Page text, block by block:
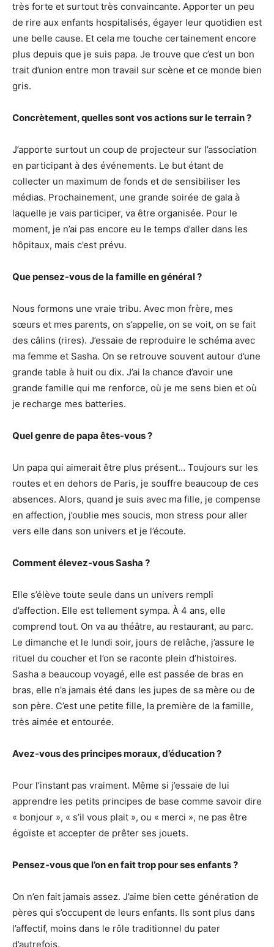
très forte et surtout très convaincante. Apporter un peu
de rire aux enfants hospitalisés, égayer leur quotidien est
une belle cause. Et cela me touche certainement encore
plus depuis que je suis papa. Je trouve que c’est un bon
trait d’union entre mon travail sur scène et ce monde bien
gris.
Concrètement, quelles sont vos actions sur le terrain ?
J’apporte surtout un coup de projecteur sur l’association
en participant à des événements. Le but étant de
collecter un maximum de fonds et de sensibiliser les
médias. Prochainement, une grande soirée de gala à
laquelle je vais participer, va être organisée. Pour le
moment, je n’ai pas encore eu le temps d’aller dans les
hôpitaux, mais c’est prévu.
Que pensez-vous de la famille en général ?
Nous formons une vraie tribu. Avec mon frère, mes
sœurs et mes parents, on s’appelle, on se voit, on se fait
des câlins (rires). J’essaie de reproduire le schéma avec
ma femme et Sasha. On se retrouve souvent autour d’une
grande table à huit ou dix. J’ai la chance d’avoir une
grande famille qui me renforce, où je me sens bien et où
je recharge mes batteries.
Quel genre de papa êtes-vous ?
Un papa qui aimerait être plus présent… Toujours sur les
routes et en dehors de Paris, je souffre beaucoup de ces
absences. Alors, quand je suis avec ma fille, je compense
en affection, j’oublie mes soucis, mon stress pour aller
vers elle dans son univers et je l’écoute.
Comment élevez-vous Sasha ?
Elle s’élève toute seule dans un univers rempli
d’affection. Elle est tellement sympa. À 4 ans, elle
comprend tout. On va au théâtre, au restaurant, au parc.
Le dimanche et le lundi soir, jours de relâche, j’assure le
rituel du coucher et l’on se raconte plein d’histoires.
Sasha a beaucoup voyagé, elle est passée de bras en
bras, elle n’a jamais été dans les jupes de sa mère ou de
son père. C’est une petite fille, la première de la famille,
très aimée et entourée.
Avez-vous des principes moraux, d’éducation ?
Pour l’instant pas vraiment. Même si j’essaie de lui
apprendre les petits principes de base comme savoir dire
« bonjour », « s’il vous plait », ou « merci », ne pas être
égoïste et accepter de prêter ses jouets.
Pensez-vous que l’on en fait trop pour ses enfants ?
On n’en fait jamais assez. J’aime bien cette génération de
pères qui s’occupent de leurs enfants. Ils sont plus dans
l’affectif, moins dans le rôle traditionnel du pater
d’autrefois.